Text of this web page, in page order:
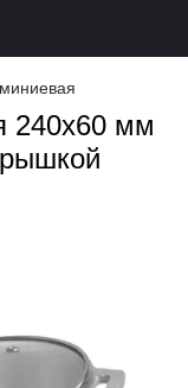
240х60 мм